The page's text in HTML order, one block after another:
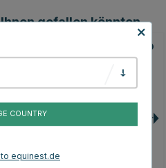
gefallen könnten
20
COUNTRY
equinest.de